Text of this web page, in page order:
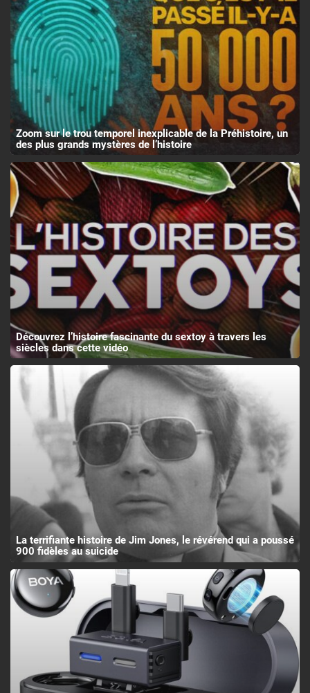
Zoom sur le trou temporel inexplicable de la Préhistoire, un
des plus grands mystères de l’histoire
Découvrez l’histoire fascinante du sextoy à travers les
siècles dans cette vidéo
La terrifiante histoire de Jim Jones, le révérend qui a poussé
900 fidèles au suicide